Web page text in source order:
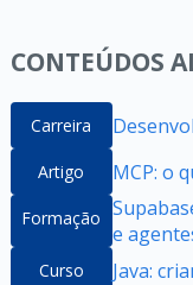
CONTEÚDOS
Carreira
Artigo MCP: o
Formação
e
Curso Java: